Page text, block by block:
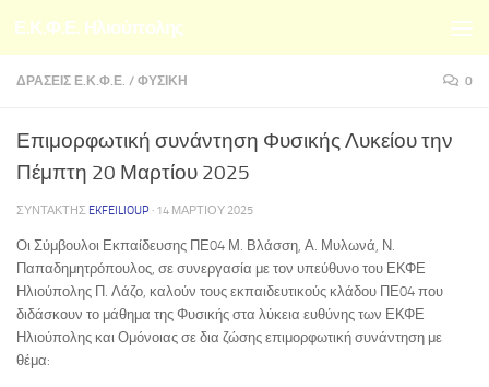
Skip to content
Ε.Κ.Φ.Ε. Ηλιούπολης
ΔΡΆΣΕΙΣ Ε.Κ.Φ.Ε. / ΦΥΣΙΚΉ 0
Επιμορφωτική συνάντηση Φυσικής Λυκείου την
Πέμπτη 20 Μαρτίου 2025
ΣΥΝΤΆΚΤΗΣ EKFEILIOUP · 14 ΜΑΡΤΊΟΥ 2025
Οι Σύμβουλοι Εκπαίδευσης ΠΕ04 Μ. Βλάσση, Α. Μυλωνά, Ν.
Παπαδημητρόπουλος, σε συνεργασία με τον υπεύθυνο του ΕΚΦΕ
Ηλιούπολης Π. Λάζο, καλούν τους εκπαιδευτικούς κλάδου ΠΕ04 που
διδάσκουν το μάθημα της Φυσικής στα λύκεια ευθύνης των ΕΚΦΕ
Ηλιούπολης και Ομόνοιας σε δια ζώσης επιμορφωτική συνάντηση με
θέμα: